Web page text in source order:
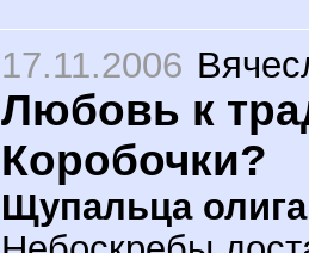
17.11.2006
Любовь к
Коробочки?
Щупальца